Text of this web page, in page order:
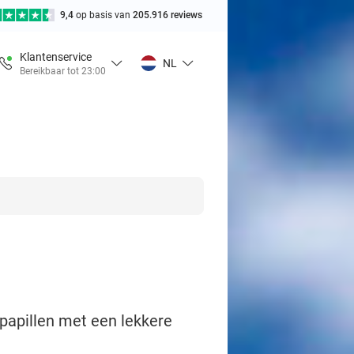
9,4 op basis van 205.916 reviews
Klantenservice
Bereikbaar tot 23:00
NL
met een lekkere